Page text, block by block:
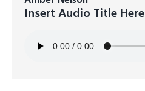
Insert Audio Title Here